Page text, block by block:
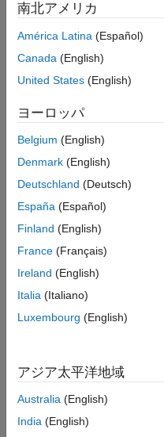
南北アメリカ
América Latina (Español)
Canada (English)
United States (English)
ヨーロッパ
Belgium (English)
Denmark (English)
Deutschland (Deutsch)
España (Español)
Finland (English)
France (Français)
Ireland (English)
Italia (Italiano)
Luxembourg (English)
アジア太平洋地域
Australia (English)
India (English)
トラストセンター
違法コピー防止
アプリ
© 1994-2026 The